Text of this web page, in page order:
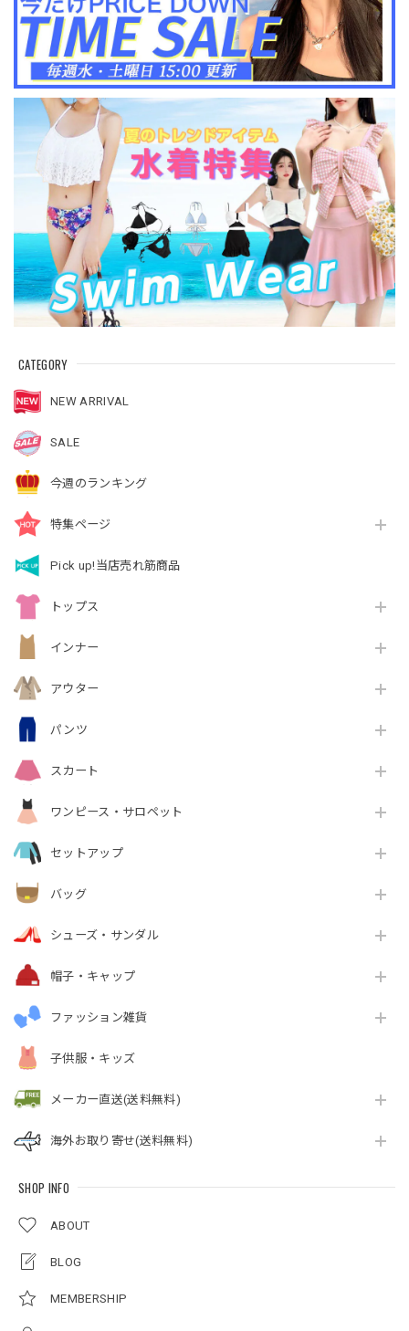
CATEGORY
NEW ARRIVAL
SALE
今週のランキング
特集ページ
Pick up!当店売れ筋商品
トップス
インナー
アウター
パンツ
スカート
ワンピース・サロペット
セットアップ
バッグ
シューズ・サンダル
帽子・キャップ
ファッション雑貨
子供服・キッズ
メーカー直送(送料無料)
海外お取り寄せ(送料無料)
SHOP INFO
ABOUT
BLOG
MEMBERSHIP